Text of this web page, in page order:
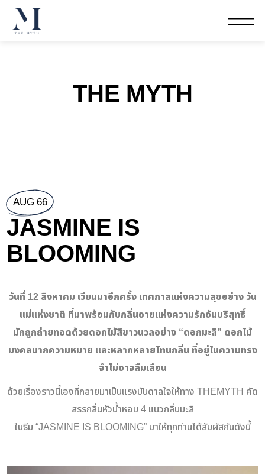
THE MYTH
AUG 66
JASMINE IS
BLOOMING
วันที่ 12 สิงหาคม เวียนมาอีกครั้ง เทศกาลแห่งความสุขอย่าง วัน
แม่แห่งชาติ ที่มาพร้อมกับกลิ่นอายแห่งความรักอันบริสุทธิ์
มักถูกถ่ายทอดด้วยดอกไม้สีขาวนวลอย่าง “ดอกมะลิ” ดอกไม้
มงคลมากความหมาย และหลากหลายโทนกลิ่น ที่อยู่ในความทรง
จำไม่อาจลืมเลือน
ด้วยเรื่องราวนี้เองที่กลายมาเป็นแรงบันดาลใจให้ทาง THEMYTH คัด
สรรกลิ่นหัวน้ำหอม 4 แนวกลิ่นมะลิ
ในธีม “JASMINE IS BLOOMING” มาให้ทุกท่านได้สัมผัสกันดังนี้